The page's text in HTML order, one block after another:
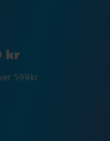
kr
599kr